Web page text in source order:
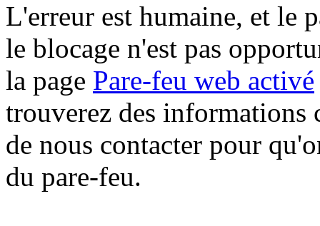
L'erreur est humaine, et le
le blocage n'est pas
la page Pare-feu web activé
trouverez des informations
de nous contacter pour
du pare-feu.